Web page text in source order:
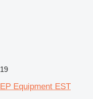
19
EP Equipment EST